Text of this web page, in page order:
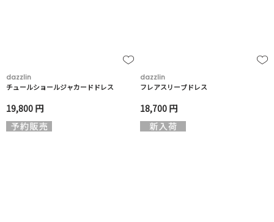
dazzlin
チュールショールジャカードドレス
19,800 円
dazzlin
フレアスリーブドレス
18,700 円